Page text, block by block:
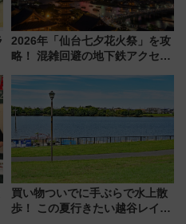
2026年「仙台七夕花火祭」を攻
略！ 混雑回避の地下鉄アクセス
火前に楽しむ仙台観光ルートま
で解説！
買い物ついでに手ぶらで水上散
歩！ この夏行きたい越谷レイク